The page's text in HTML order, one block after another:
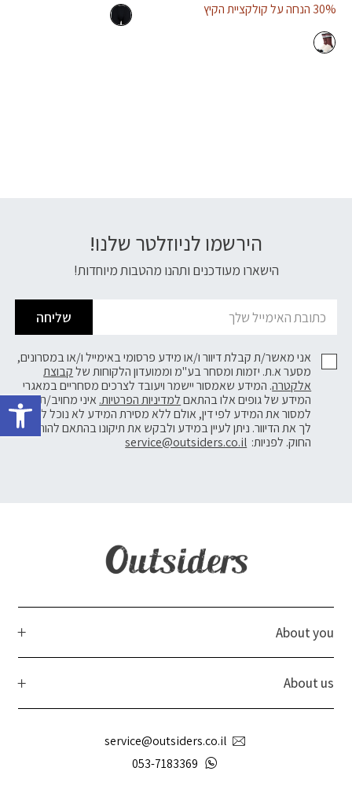
30% הנחה על קולקציית הקיץ
הירשמו לניוזלטר שלנו!
הישארו מעודכנים ותהנו מהטבות מיוחדות!
שליחה
אני מאשר/ת קבלת דיוור ו/או מידע פרסומי באימייל ו/או במסרונים,
מסער א.ת. יזמות ומסחר בע"מ וממועדון הלקוחות שלקבוצת
אלקטרה. המידע שאמסור יישמר ויעובד לצרכים מסחריים במאגרי
המידע של גופים אלו בהתאםלמדיניות הפרטיות. איני מחויב/ת
למסור את המידע לפי דין, אולם ללא מסירת המידע לא נוכל לשלוח
לך את הדיוור. ניתן לעיין במידע ולבקש את תיקונו בהתאם להוראות
החוק. לפניות: service@outsiders.co.il
About you
About us
service@outsiders.co.il
053-7183369